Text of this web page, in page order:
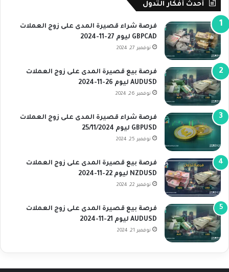
أحدث أفكار التدول
فرصة شراء قصيرة المدى على زوج العملات
GBPCAD ليوم 27-11-2024
نوفمبر 27, 2024
فرصة بيع قصيرة المدى على زوج العملات
AUDUSD ليوم 26-11-2024
نوفمبر 26, 2024
فرصة شراء قصيرة المدى على زوج العملات
GBPUSD ليوم 25/11/2024
نوفمبر 25, 2024
فرصة بيع قصيرة المدى على زوج العملات
NZDUSD ليوم 22-11-2024
نوفمبر 22, 2024
فرصة بيع قصيرة المدى على زوج العملات
AUDUSD ليوم 21-11-2024
نوفمبر 21, 2024